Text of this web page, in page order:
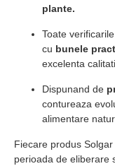
plante.
Toate
cu bunele
excelenta
Dispunand de
contureaza
alimentare
Fiecare produs
perioada de eliberare